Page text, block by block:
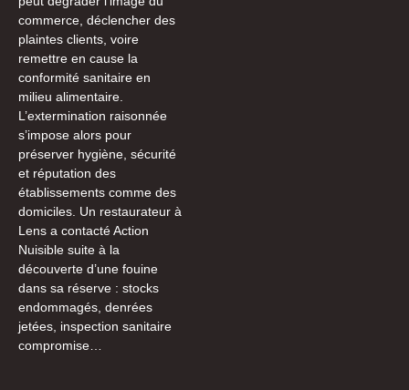
commerce, déclencher des
plaintes clients, voire
remettre en cause la
conformité sanitaire en
milieu alimentaire.
L’extermination raisonnée
s’impose alors pour
préserver hygiène, sécurité
et réputation des
établissements comme des
domiciles. Un restaurateur à
Lens a contacté Action
Nuisible suite à la
découverte d’une fouine
dans sa réserve : stocks
endommagés, denrées
jetées, inspection sanitaire
compromise…